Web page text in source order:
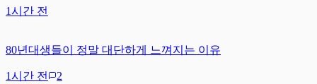
1시간 전
80년대생들이 정말 대단하게 느껴지는 이유
1시간 전 2